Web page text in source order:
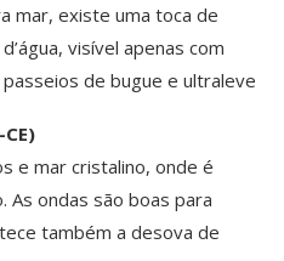
mar, existe uma toca de
visível apenas com
de bugue e ultraleve
e mar cristalino, onde é
As ondas são boas para
também a desova de